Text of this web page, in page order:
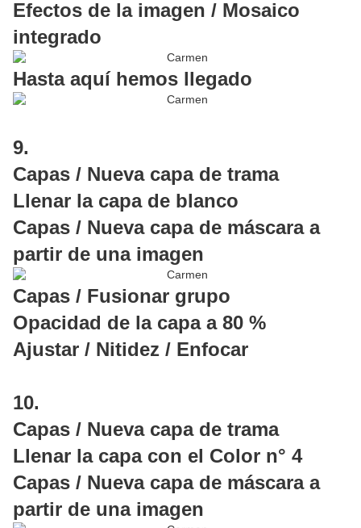
Efectos de la imagen / Mosaico
integrado
Hasta aquí hemos llegado
9.
Capas / Nueva capa de trama
Llenar la capa de blanco
Capas / Nueva capa de máscara a
partir de una imagen
Capas / Fusionar grupo
Opacidad de la capa a 80 %
Ajustar / Nitidez / Enfocar
10.
Capas / Nueva capa de trama
Llenar la capa con el Color n° 4
Capas / Nueva capa de máscara a
partir de una imagen